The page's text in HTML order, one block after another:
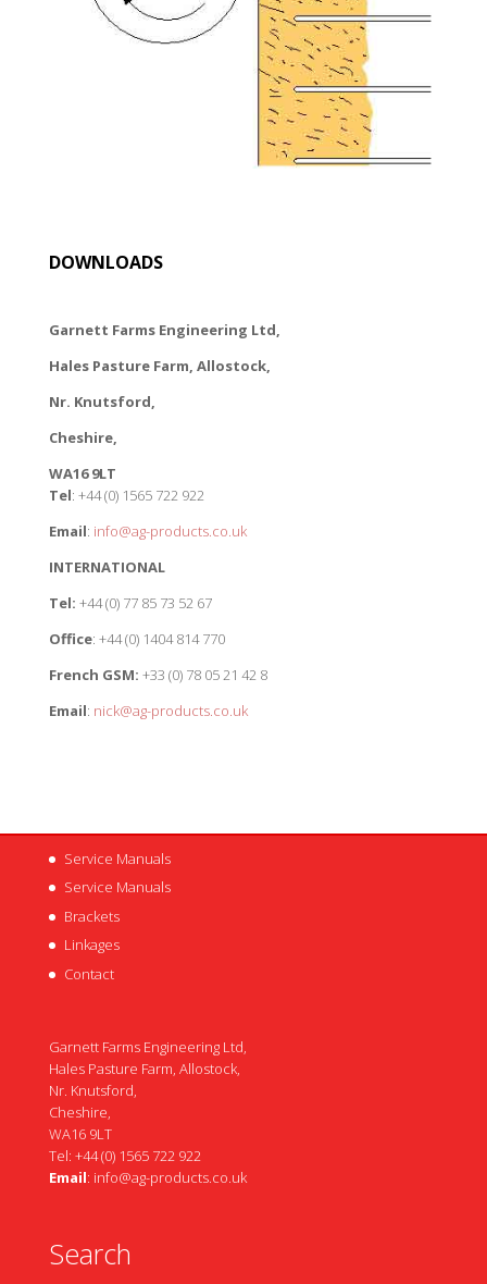
DOWNLOADS
Garnett Farms Engineering Ltd,
Hales Pasture Farm, Allostock,
Nr. Knutsford,
Cheshire,
WA16 9LT
Tel: +44 (0) 1565 722 922
Email: info@ag-products.co.uk
INTERNATIONAL
Tel: +44 (0) 77 85 73 52 67
Office: +44 (0) 1404 814 770
French GSM: +33 (0) 78 05 21 42 8
Email: nick@ag-products.co.uk
Service Manuals
Service Manuals
Brackets
Linkages
Contact
Garnett Farms Engineering Ltd,
Hales Pasture Farm, Allostock,
Nr. Knutsford,
Cheshire,
WA16 9LT
Tel: +44 (0) 1565 722 922
Email: info@ag-products.co.uk
Search